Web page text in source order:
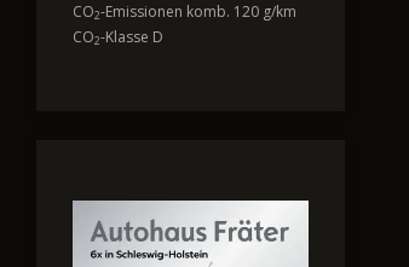
CO2-Emissionen komb. 120 g/km
CO2-Klasse D